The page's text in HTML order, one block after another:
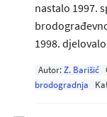
nastalo 1997.
1998.
Autor: Z. Barišić
brodogradnja